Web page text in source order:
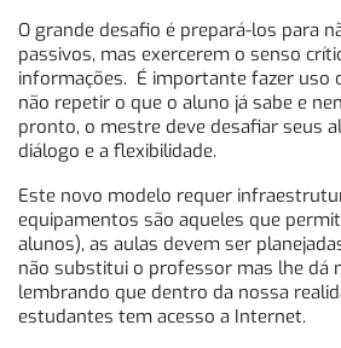
O grande desafio é prepará-los para
passivos, mas exercerem o senso
informações. É importante fazer uso
não repetir o que o aluno já sabe e
pronto, o mestre deve desafiar seus
diálogo e a flexibilidade.
Este novo modelo requer
equipamentos são aqueles que
alunos), as aulas devem ser
não substitui o professor mas lhe dá
lembrando que dentro da nossa
estudantes tem acesso a Internet.